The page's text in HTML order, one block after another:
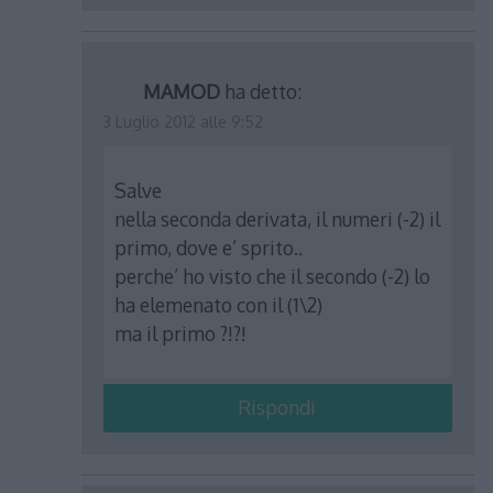
MAMOD ha detto:
Salve
nella seconda derivata, il numeri (-2) il
primo, dove e’ sprito..
perche’ ho visto che il secondo (-2) lo
ha elemenato con il (1\2)
ma il primo ?!?!
Rispondi